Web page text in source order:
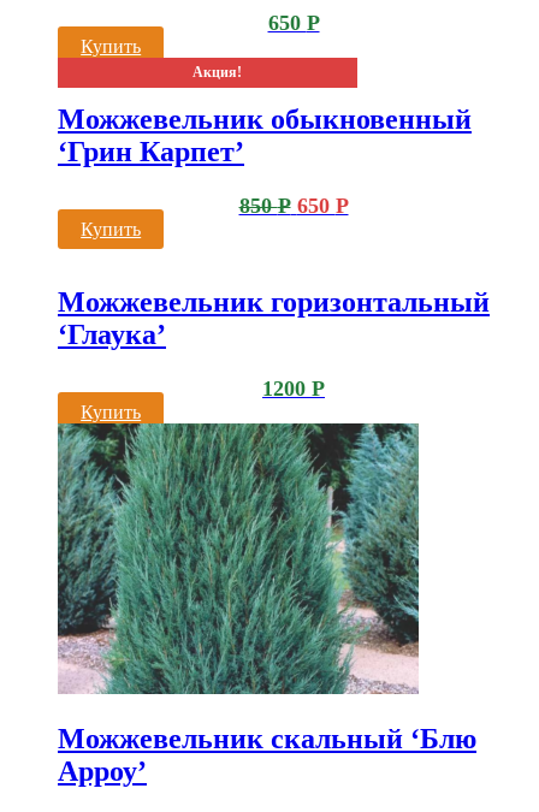
650 Р
Купить
Акция!
Можжевельник обыкновенный
‘Грин Карпет’
850Р 650 Р
Купить
Можжевельник горизонтальный
‘Глаука’
1200 Р
Купить
Можжевельник скальный ‘Блю
Арроу’